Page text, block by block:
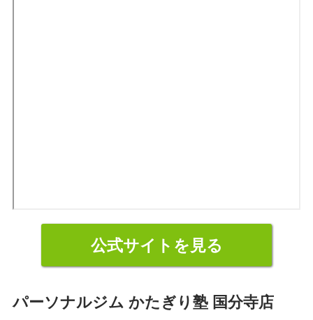
公式サイトを見る
パーソナルジム かたぎり塾 国分寺店